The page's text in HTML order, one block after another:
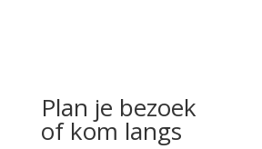
Plan je bezoek
of kom langs